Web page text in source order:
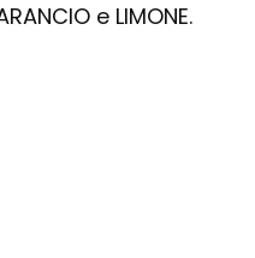
e LIMONE.